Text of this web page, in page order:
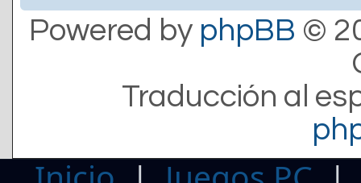
Powered by phpBB ©
Traducción al